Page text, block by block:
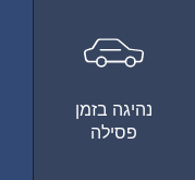
נהיגה בזמן
פסילה